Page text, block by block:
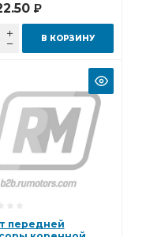
Р
В КОРЗИНУ
передней